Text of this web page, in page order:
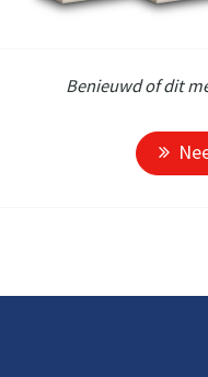
Benieuwd of dit